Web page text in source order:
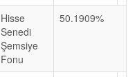
Hisse
Senedi
Şemsiye
Fonu
50.1909%